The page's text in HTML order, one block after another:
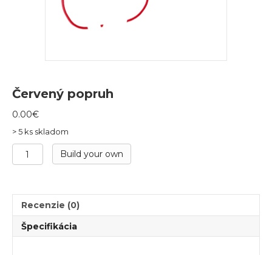
Červený popruh
0.00€
> 5 ks skladom
množstvo
Červený
Build your own
Recenzie (0)
Špecifikácia